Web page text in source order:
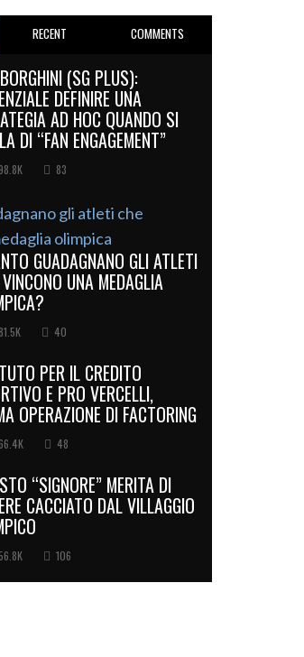
RECENT COMMENTS
(SG PLUS):
DEFINIRE UNA
AD HOC QUANDO SI
DI “FAN ENGAGEMENT”
98.8K 83
GUADAGNANO GLI ATLETI
UNA MEDAGLIA
81.5K 40
PER IL CREDITO
E PRO VERCELLI,
OPERAZIONE DI FACTORING
66.4K 48
“SIGNORE” MERITA DI
CACCIATO DAL VILLAGGIO
56.8K 106